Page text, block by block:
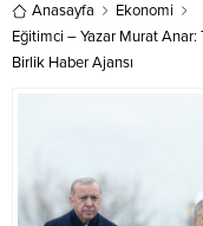
Anasayfa
Ekonomi
Eğitimci – Yazar Murat Anar:
Birlik Haber Ajansı